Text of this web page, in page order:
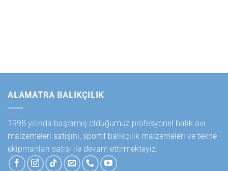
ALAMATRA BALIKÇILIK
1998 yılında başlamış olduğumuz profesyonel balık avı
malzemeleri satışını, sportif balıkçılık malzemeleri ve tekne
ekipmanları satışı ile devam ettirmekteyiz.